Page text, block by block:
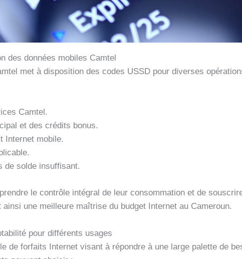
des données mobiles Camtel
met à disposition des codes USSD pour diverses
Camtel.
et des crédits bonus.
Internet mobile.
de solde insuffisant.
le contrôle intégral de leur consommation et de
une meilleure maîtrise du budget Internet au Cameroun.
pour différents usages
de forfaits Internet visant à répondre à une large palette de